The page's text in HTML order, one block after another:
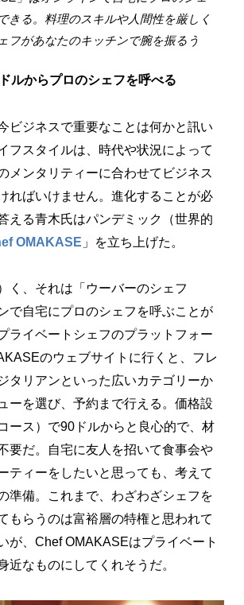
きる。料理のスキルや人間性を厳しく
フがあなたのキッチンで腕を振るう
ルからプロのシェフを呼べる
ビジネスで重要なことは何かと訊い
フスタイルは、時代や状況によって
メンタリティーに合わせてビジネス
ればいけません。進化することが必
える青木氏はパンデミック（世界的
OMAKASE 」を立ち上げた。
く、それは「ウーバーのシェフ
で自宅にプロのシェフを呼ぶことが
ライベートシェフのプラットフォー
のウェブサイトに行くと、フレ
タリアンといった広いカテゴリーか
ーを選び、予約まで行える。価格設
ース）で90ドルからと良心的で、材
要だ。自宅に友人を招いて食事会や
ティーをしたいと思っても、考えて
準備。これまで、わざわざシェフを
もらうのは富裕層の特権と思われて
が、Chef OMAKASEはプライベート
近なものにしてくれそうだ。